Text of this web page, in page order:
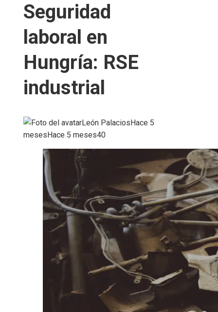
Seguridad
laboral en
Hungría: RSE
industrial
León Palacios Hace 5
meses Hace 5 meses40